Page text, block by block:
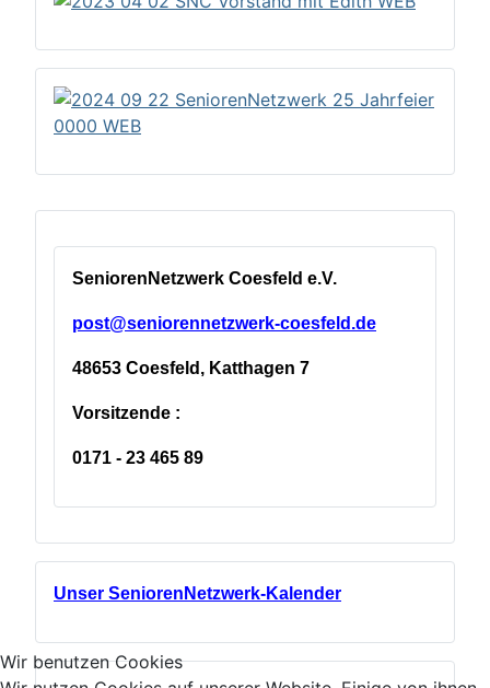
SeniorenNetzwerk Coesfeld e.V.
post@seniorennetzwerk-coesfeld.de
48653 Coesfeld, Katthagen 7
Vorsitzende :
0171 - 23 465 89
Unser SeniorenNetzwerk-Kalender
Wir benutzen Cookies